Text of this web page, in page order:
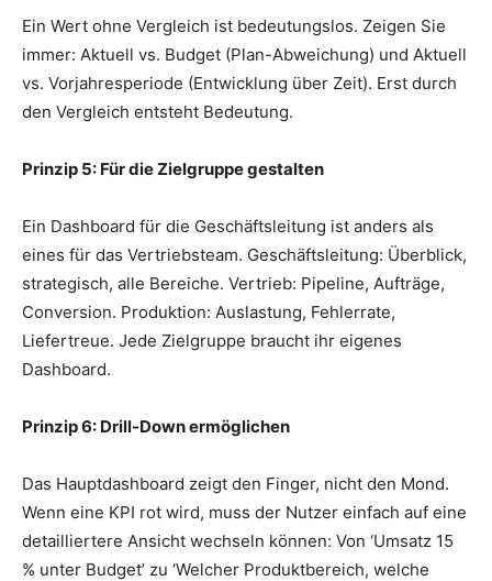
Ein Wert ohne Vergleich ist bedeutungslos. Zeigen Sie
immer: Aktuell vs. Budget (Plan-Abweichung) und Aktuell
vs. Vorjahresperiode (Entwicklung über Zeit). Erst durch
den Vergleich entsteht Bedeutung.
Prinzip 5: Für die Zielgruppe gestalten
Ein Dashboard für die Geschäftsleitung ist anders als
eines für das Vertriebsteam. Geschäftsleitung: Überblick,
strategisch, alle Bereiche. Vertrieb: Pipeline, Aufträge,
Conversion. Produktion: Auslastung, Fehlerrate,
Liefertreue. Jede Zielgruppe braucht ihr eigenes
Dashboard.
Prinzip 6: Drill-Down ermöglichen
Das Hauptdashboard zeigt den Finger, nicht den Mond.
Wenn eine KPI rot wird, muss der Nutzer einfach auf eine
detailliertere Ansicht wechseln können: Von ‘Umsatz 15
% unter Budget’ zu ‘Welcher Produktbereich, welche